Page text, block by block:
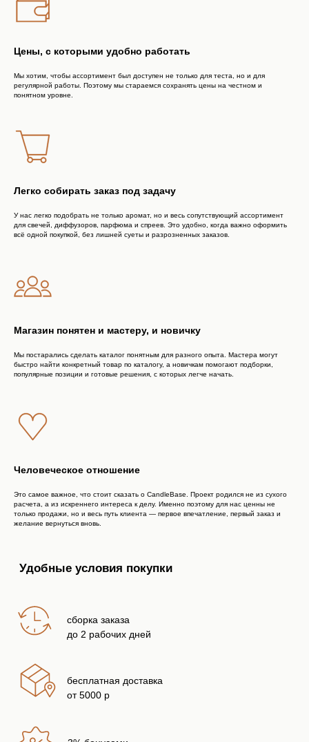
Цены, с которыми удобно работать
Мы хотим, чтобы ассортимент был доступен не только для теста, но и для
регулярной работы. Поэтому мы стараемся сохранять цены на честном и
понятном уровне.
Легко собирать заказ под задачу
У нас легко подобрать не только аромат, но и весь сопутствующий ассортимент
для свечей, диффузоров, парфюма и спреев. Это удобно, когда важно оформить
всё одной покупкой, без лишней суеты и разрозненных заказов.
Магазин понятен и мастеру, и новичку
Мы постарались сделать каталог понятным для разного опыта. Мастера могут
быстро найти конкретный товар по каталогу, а новичкам помогают подборки,
популярные позиции и готовые решения, с которых легче начать.
Человеческое отношение
Это самое важное, что стоит сказать о CandleBase. Проект родился не из сухого
расчета, а из искреннего интереса к делу. Именно поэтому для нас ценны не
только продажи, но и весь путь клиента — первое впечатление, первый заказ и
желание вернуться вновь.
ДОСТАВКА ПО РОССИИ
НА СВЯЗИ С ВАМИ
ПЛАТЕЖИ ЗАЩИЩЕНЫ
ПОЛУЧАЙТЕ БОНУСЫ ЗА ПОКУПКИ
Программа лояльности
Категории
ПАРФЮМЕРНЫЕ МАСЛА
ДЛЯ СВЕЧЕЙ
ДЛЯ ДИФФУЗОРОВ
место, где ароматы оживают а
WHATSAPP
VKONTAKTE